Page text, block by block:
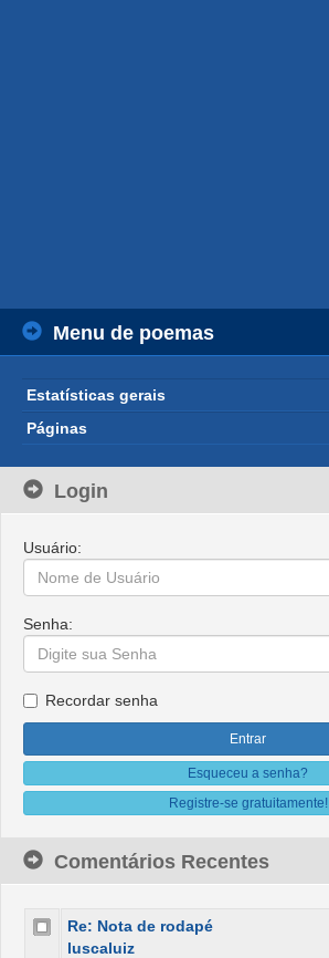
Menu de poemas
Estatísticas gerais
Páginas
Login
Usuário:
Senha:
Recordar senha
Esqueceu a senha?
Registre-se gratuitamente!
Comentários Recentes
Re: Nota de rodapé
luscaluiz